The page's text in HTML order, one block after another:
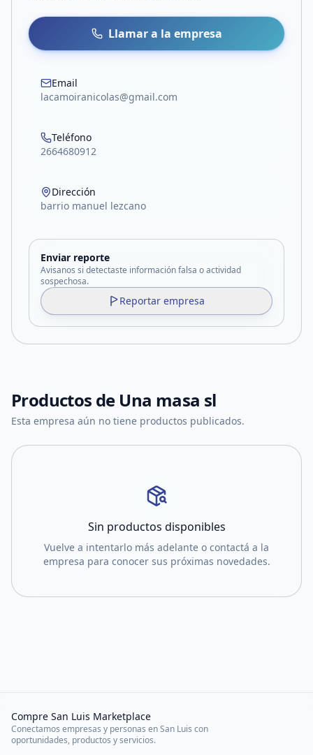
Llamar a la empresa
Email
lacamoiranicolas@gmail.com
Teléfono
2664680912
Dirección
barrio manuel lezcano
Enviar reporte
Avisanos si detectaste información falsa o actividad
sospechosa.
Reportar empresa
Productos de Una masa sl
Esta empresa aún no tiene productos publicados.
Sin productos disponibles
Vuelve a intentarlo más adelante o contactá a la
empresa para conocer sus próximas novedades.
Compre San Luis Marketplace
Conectamos empresas y personas en San Luis con
oportunidades, productos y servicios.